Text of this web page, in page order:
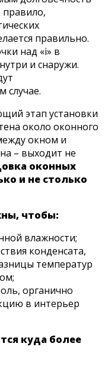
правило,
правильно.
над «i» в
и снаружи.
случае.
этап установки
около оконного
окном и
– выходит не
оконных
и не столько
чтобы:
влажности;
конденсата,
температур
органично
в интерьер
куда более